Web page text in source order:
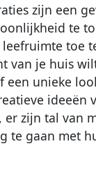
zijn een
te
toe
van je huis
een unieke
ideeën
zijn tal van
te gaan met